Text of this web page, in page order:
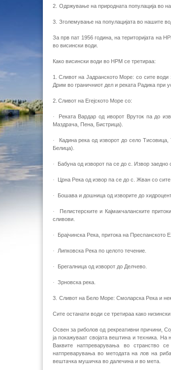
2. Одржување на природната популација во
3. Зголемување на популацијата во нашите
За прв пат 1956 година, на територијата на
во висински води.
Како висински води во НРМ се третираа:
1.
Сливот на Јадранското Море: со сите
Дрим во граничниот дел и реката Радика при
2. Сливот на Егејското Море со:
·
Реката Вардар од иворот Вруток па до
Маздрача, Пена, Бистрица).
·
Кадина река од изворот до село
Белица).
· Бабуна од изворот па се до с. Извор заедно
· Црна Река од извор па се до с. Жван со сите
· Бошава и дошница од изворите до
·
Пелистерските и Кајмакчаланските
сливови.
· Брајчинска Река, притока на Преспанското
· Липковска Река по целото течение.
· Брегалница од изворот до Делчево.
· Зрновска река.
3. Сливот на Бело Море: Смоларска Река и
Сите останати води се третираа како низински
Освен за риболов од рекреативни причини,
ја покажуваат својата вештина и техника.
Ваквите натпреварувања во странство
натпреварувања во методата на лов на
вештачка мушичка во далечина и во мета.